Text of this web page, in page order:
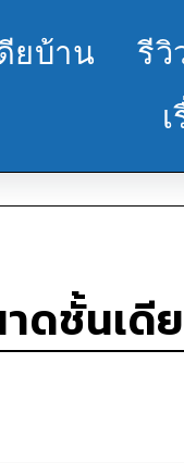
ยบ้าน รีวิ
ดชั้นเดี